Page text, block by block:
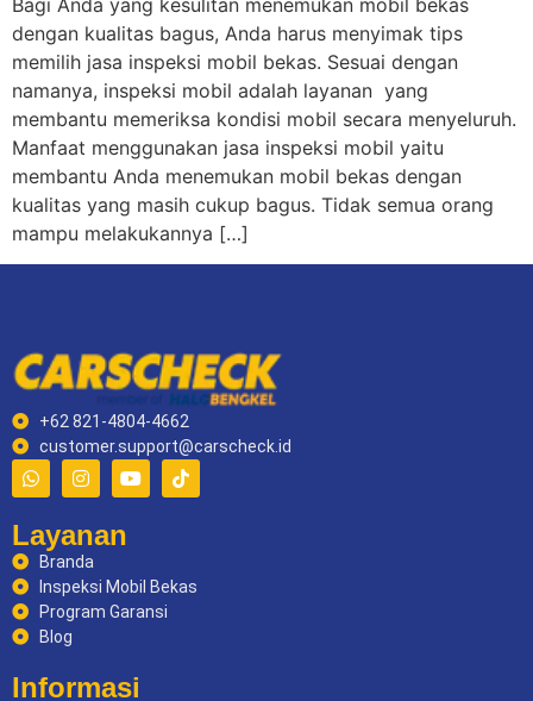
dengan kualitas bagus, Anda harus menyimak tips
memilih jasa inspeksi mobil bekas. Sesuai dengan
namanya, inspeksi mobil adalah layanan yang
membantu memeriksa kondisi mobil secara menyeluruh.
Manfaat menggunakan jasa inspeksi mobil yaitu
membantu Anda menemukan mobil bekas dengan
kualitas yang masih cukup bagus. Tidak semua orang
mampu melakukannya […]
+62 821-4804-4662
customer.support@carscheck.id
Layanan
Branda
Inspeksi Mobil Bekas
Program Garansi
Blog
Informasi